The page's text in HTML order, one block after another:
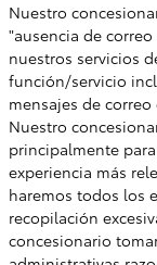
Nuestro
"ausencia de
nuestros servicios
función/servicio
mensajes de
Nuestro
principalmente
experiencia más
haremos todos los
recopilación
concesionario